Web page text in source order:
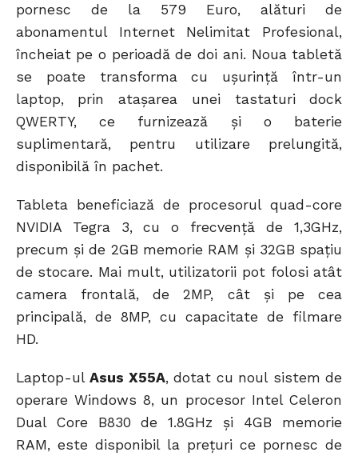
pornesc de la 579 Euro, alături de
abonamentul Internet Nelimitat Profesional,
încheiat pe o perioadă de doi ani. Noua tabletă
se poate transforma cu ușurință într-un
laptop, prin atașarea unei tastaturi dock
QWERTY, ce furnizează și o baterie
suplimentară, pentru utilizare prelungită,
disponibilă în pachet.
Tableta beneficiază de procesorul quad-core
NVIDIA Tegra 3, cu o frecvență de 1,3GHz,
precum și de 2GB memorie RAM și 32GB spațiu
de stocare. Mai mult, utilizatorii pot folosi atât
camera frontală, de 2MP, cât și pe cea
principală, de 8MP, cu capacitate de filmare
HD.
Laptop-ulAsus X55A, dotat cu noul sistem de
operare Windows 8, un procesor Intel Celeron
Dual Core B830 de 1.8GHz și 4GB memorie
RAM, este disponibil la prețuri ce pornesc de